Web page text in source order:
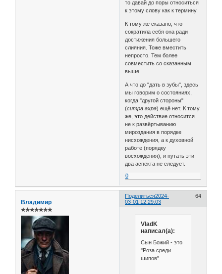
то давай до поры относиться
к этому слову как к термину.
К тому же сказано, что
сократила себя она ради
достижения большего
слияния. Тоже вместить
непросто. Тем более
совместить со сказанным
выше
А что до "дать в зубы", здесь
мы говорим о состояниях,
когда "другой стороны"
(ситра ахра) ещё нет. К тому
же, это действие относится
не к развёртыванию
мироздания в порядке
нисхождения, а к духовной
работе (порядку
восхождения), и путать эти
два аспекта не следует.
0
Поделиться 64
2024-
03-01 12:29:03
Владимир
✯✯✯✯✯✯✯
VladK
написал(а):
Сын Божий - это
"Роза среди
шипов"